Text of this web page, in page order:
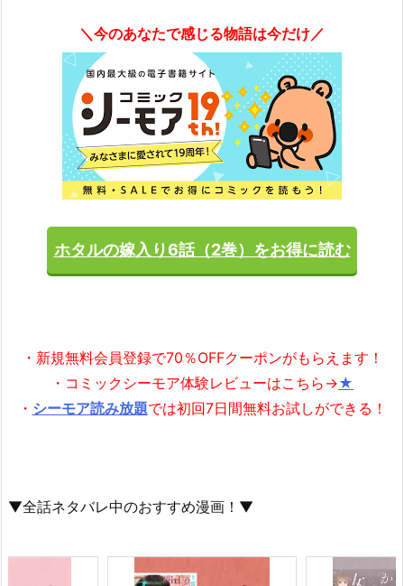
＼今のあなたで感じる物語は今だけ／
ホタルの嫁入り6話（2巻）をお得に読む
・新規無料会員登録で70％OFFクーポンがもらえます！
・コミックシーモア体験レビューはこちら→★
・ シーモア読み放題では初回7日間無料お試しができる！
▼全話ネタバレ中のおすすめ漫画！▼